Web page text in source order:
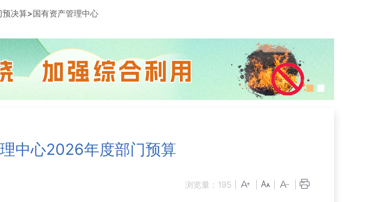
预决算>国有资产管理中心
中心2026年度部门预算
浏览量： 195